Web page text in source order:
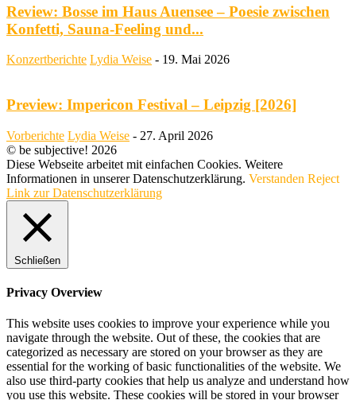
Review: Bosse im Haus Auensee – Poesie zwischen
Konfetti, Sauna-Feeling und...
Konzertberichte Lydia Weise - 19. Mai 2026
Preview: Impericon Festival – Leipzig [2026]
Vorberichte Lydia Weise - 27. April 2026
© be subjective! 2026
Diese Webseite arbeitet mit einfachen Cookies. Weitere
Informationen in unserer Datenschutzerklärung. Verstanden Reject
Link zur Datenschutzerklärung
Schließen
Privacy Overview
This website uses cookies to improve your experience while you
navigate through the website. Out of these, the cookies that are
categorized as necessary are stored on your browser as they are
essential for the working of basic functionalities of the website. We
also use third-party cookies that help us analyze and understand how
you use this website. These cookies will be stored in your browser